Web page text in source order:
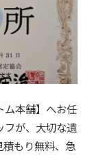
ム本舗】へお任
フが、大切な遺
もり無料、急